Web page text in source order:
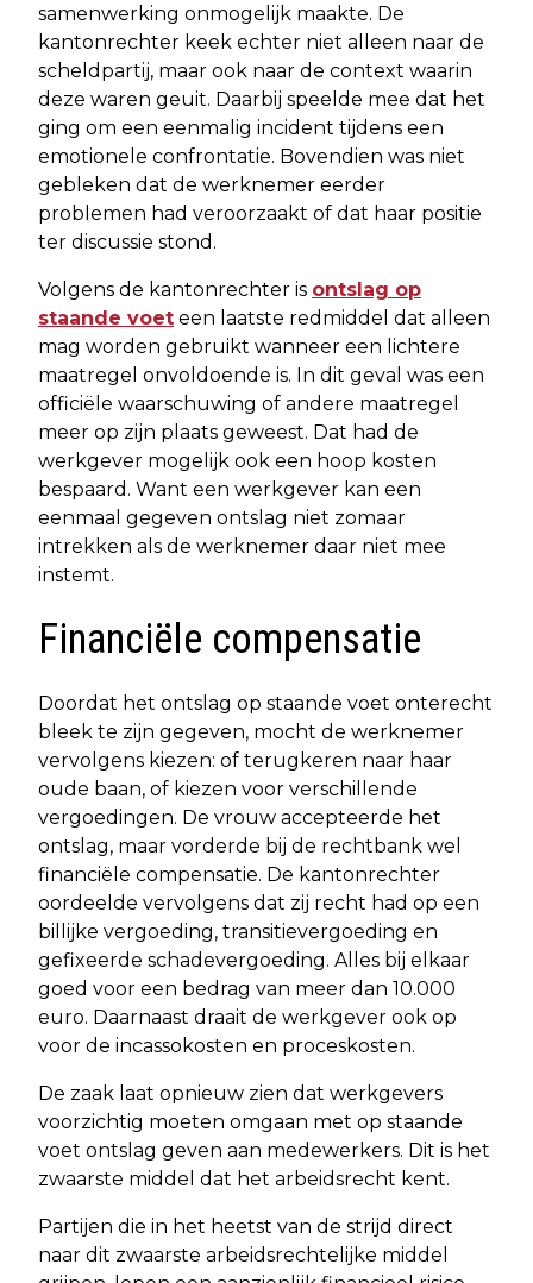
samenwerking onmogelijk maakte. De
kantonrechter keek echter niet alleen naar de
scheldpartij, maar ook naar de context waarin
deze waren geuit. Daarbij speelde mee dat het
ging om een eenmalig incident tijdens een
emotionele confrontatie. Bovendien was niet
gebleken dat de werknemer eerder
problemen had veroorzaakt of dat haar positie
ter discussie stond.
Volgens de kantonrechter is ontslag op
staande voet een laatste redmiddel dat alleen
mag worden gebruikt wanneer een lichtere
maatregel onvoldoende is. In dit geval was een
officiële waarschuwing of andere maatregel
meer op zijn plaats geweest. Dat had de
werkgever mogelijk ook een hoop kosten
bespaard. Want een werkgever kan een
eenmaal gegeven ontslag niet zomaar
intrekken als de werknemer daar niet mee
instemt.
Financiële compensatie
Doordat het ontslag op staande voet onterecht
bleek te zijn gegeven, mocht de werknemer
vervolgens kiezen: of terugkeren naar haar
oude baan, of kiezen voor verschillende
vergoedingen. De vrouw accepteerde het
ontslag, maar vorderde bij de rechtbank wel
financiële compensatie. De kantonrechter
oordeelde vervolgens dat zij recht had op een
billijke vergoeding, transitievergoeding en
gefixeerde schadevergoeding. Alles bij elkaar
goed voor een bedrag van meer dan 10.000
euro. Daarnaast draait de werkgever ook op
voor de incassokosten en proceskosten.
De zaak laat opnieuw zien dat werkgevers
voorzichtig moeten omgaan met op staande
voet ontslag geven aan medewerkers. Dit is het
zwaarste middel dat het arbeidsrecht kent.
Partijen die in het heetst van de strijd direct
naar dit zwaarste arbeidsrechtelijke middel